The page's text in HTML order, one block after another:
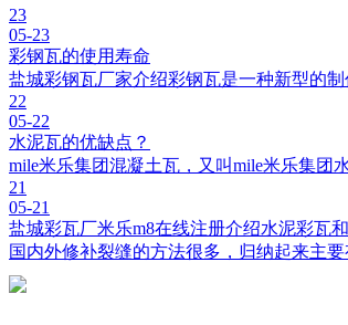
23
05-23
彩钢瓦的使用寿命
盐城彩钢瓦厂家介绍彩钢瓦是一种新型的
22
05-22
水泥瓦的优缺点？
mile米乐集团混凝土瓦，又叫mile米乐集团
21
05-21
盐城彩瓦厂米乐m8在线注册介绍水泥彩瓦
国内外修补裂缝的方法很多，归纳起来主